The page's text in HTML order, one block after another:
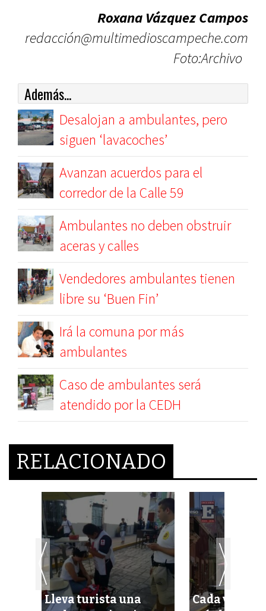
Roxana Vázquez Campos
redacción@multimedioscampeche.com
Foto:Archivo
Además...
Desalojan a ambulantes, pero
siguen ‘lavacoches’
Avanzan acuerdos para el
corredor de la Calle 59
Ambulantes no deben obstruir
aceras y calles
Vendedores ambulantes tienen
libre su ‘Buen Fin’
Irá la comuna por más
ambulantes
Caso de ambulantes será
atendido por la CEDH
RELACIONADO
Lleva turista una
Cada vez se